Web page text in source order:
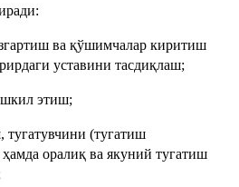
ва қўшимчалар киритиш
уставини тасдиқлаш;
этиш;
тугатувчини (тугатиш
оралиқ ва якуний тугатиш